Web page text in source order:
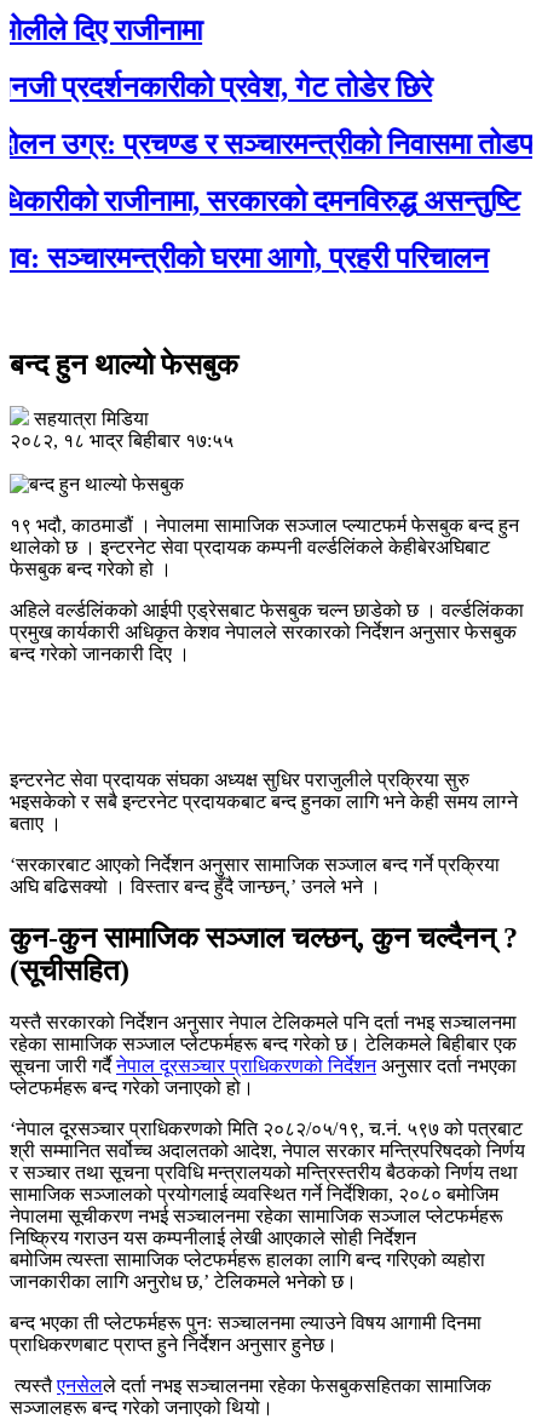
राजीनामा
प्रवेश, गेट तोडेर छिरे
प्रचण्ड र सञ्चारमन्त्रीको निवासमा तोडफोड र
राजीनामा, सरकारको दमनविरुद्ध असन्तुष्टि
घरमा आगो, प्रहरी परिचालन
बन्द हुन थाल्यो फेसबुक
सहयात्रा मिडिया
२०८२, १८ भाद्र बिहीबार १७:५५
१९ भदौ, काठमाडौं । नेपालमा सामाजिक सञ्जाल प्ल्याटफर्म फेसबुक बन्द हुन
थालेको छ । इन्टरनेट सेवा प्रदायक कम्पनी वर्ल्डलिंकले केहीबेरअघिबाट
फेसबुक बन्द गरेको हो ।
अहिले वर्ल्डलिंकको आईपी एड्रेसबाट फेसबुक चल्न छाडेको छ । वर्ल्डलिंकका
प्रमुख कार्यकारी अधिकृत केशव नेपालले सरकारको निर्देशन अनुसार फेसबुक
बन्द गरेको जानकारी दिए ।
इन्टरनेट सेवा प्रदायक संघका अध्यक्ष सुधिर पराजुलीले प्रक्रिया सुरु
भइसकेको र सबै इन्टरनेट प्रदायकबाट बन्द हुनका लागि भने केही समय लाग्ने
बताए ।
‘सरकारबाट आएको निर्देशन अनुसार सामाजिक सञ्जाल बन्द गर्ने प्रक्रिया
अघि बढिसक्यो । विस्तार बन्द हुँदै जान्छन्,’ उनले भने ।
कुन-कुन सामाजिक सञ्जाल चल्छन्, कुन चल्दैनन् ?
(सूचीसहित)
यस्तै सरकारको निर्देशन अनुसार नेपालटेलिकमलेपनि दर्ता नभइ सञ्चालनमा
रहेका सामाजिक सञ्जाल प्लेटफर्महरू बन्द गरेको छ।टेलिकमले बिहीबारएक
सूचना जारी गर्दैनेपाल दूरसञ्चार प्राधिकरणको निर्देशनअनुसार दर्ता नभएका
प्लेटफर्महरू बन्द गरेको जनाएको हो।
‘नेपाल दूरसञ्चार प्राधिकरणको मिति २०८२/०५/१९,च.नं. ५९७ को पत्रबाट
श्री सम्मानित सर्वोच्च अदालतको आदेश, नेपाल सरकार मन्त्रिपरिषदको निर्णय
र सञ्चार तथा सूचना प्रविधि मन्त्रालयकोमन्त्रिस्तरीयबैठकको निर्णय तथा
सामाजिक सञ्जालको प्रयोगलाई व्यवस्थित गर्ने निर्देशिका, २०८० बमोजिम
नेपालमा सूचीकरण नभई सञ्चालनमा रहेका सामाजिक सञ्जाल प्लेटफर्महरू
निष्क्रिय गराउन यस कम्पनीलाई लेखी आएकाले सोही निर्देशन
बमोजिमत्यस्तासामाजिक प्लेटफर्महरू हालका लागि बन्द गरिएको व्यहोरा
जानकारीका लागि अनुरोध छ,’टेलिकमले भनेको छ।
बन्द भएका ती प्लेटफर्महरू पुनः सञ्चालनमा ल्याउने विषय आगामी दिनमा
प्राधिकरणबाट प्राप्त हुने निर्देशन अनुसार हुनेछ।
त्यस्तै एनसेललेदर्ता नभइ सञ्चालनमा रहेकाफेसबुकसहितकासामाजिक
सञ्जालहरू बन्द गरेको जनाएको थियो।